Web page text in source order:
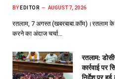
BY EDITOR AUGUST 7, 2026
रतलाम, 7 अगस्त (खबरबाबा.कॉम)।रतलाम
करने का अंदाज चर्चा…
रतलाम:
कार्रवाई पर